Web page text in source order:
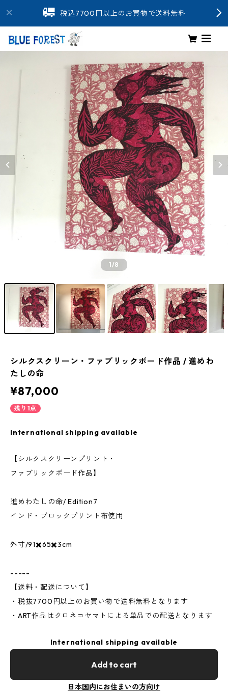
税込7700円以上のお買物で送料無料
1/8
シルクスクリーン・ファブリックボード作品 / 進めわ
たしの命
¥87,000
残り1点
International shipping available
【シルクスクリーンプリント・
ファブリックボード作品】
進めわたしの命/ Edition7
インド・ブロックプリント布使用
外寸/91✖️65✖️3cm
-----
【送料・配送について】
・税抜7700円以上のお買い物で送料無料となります
・ART作品はクロネコヤマトによる単品での配送となります
International shipping available
Add to cart
日本国内にお住まいの方向け